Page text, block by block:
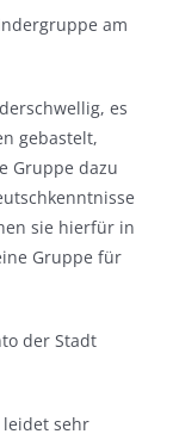
am
es
gebastelt,
Gruppe dazu
sie hierfür in
Gruppe für
der Stadt
sehr